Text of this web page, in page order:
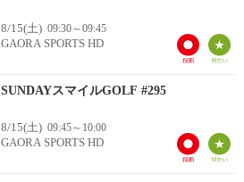
8/15(土) 09:30～09:45
GAORA SPORTS HD
SUNDAYスマイルGOLF #295
8/15(土) 09:45～10:00
GAORA SPORTS HD